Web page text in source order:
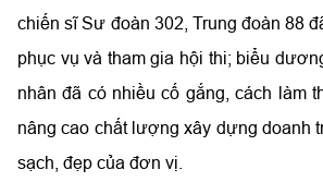
chiến sĩ Sư đoàn 302, Trung đoàn 88
phục vụ và tham gia hội thi; biểu
nhân đã có nhiều cố gắng, cách làm
nâng cao chất lượng xây dựng doanh
sạch, đẹp của đơn vị.